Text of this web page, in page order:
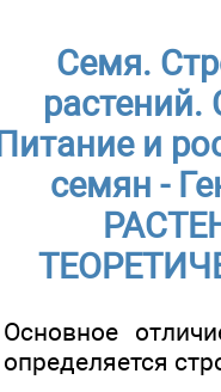
Семя.
растений.
Питание и
семян -
Основное
определяется